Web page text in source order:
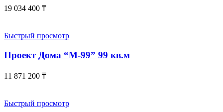
19 034 400 ₸
Быстрый просмотр
Проект Дома “М-99” 99 кв.м
11 871 200 ₸
Быстрый просмотр